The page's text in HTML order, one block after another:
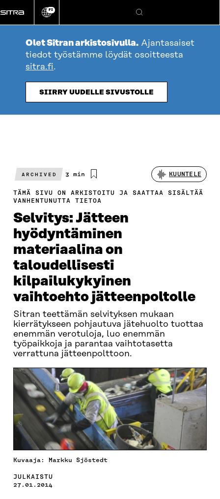
suoraan
sisältöön
Vaihda
kieli
FI
Hae
Olet Sitran arkistosivulla. Ajantasaiset
tiedot työstämme löydät osoitteesta
sitra.fi.
SIIRRY UUDELLE SIVUSTOLLE
ARCHIVED
Arvioitu
3 min KUUNTELE
TÄMÄ SIVU ON ARKISTOITU JA SAATTAA SISÄLTÄÄ
VANHENTUNUTTA TIETOA
Selvitys: Jätteen
hyödyntäminen
materiaalina on
taloudellisesti
kilpailukykyinen
vaihtoehto jätteenpoltolle
Sitran teettämän selvityksen mukaan
kierrätykseen pohjautuva jätehuolto tuottaa
enemmän verotuloja, luo enemmän
työpaikkoja ja parantaa vaihtotasetta
verrattuna jätteenpolttoon.
Kuvaaja: Markku Sjöstedt
JULKAISTU
27.01.2014